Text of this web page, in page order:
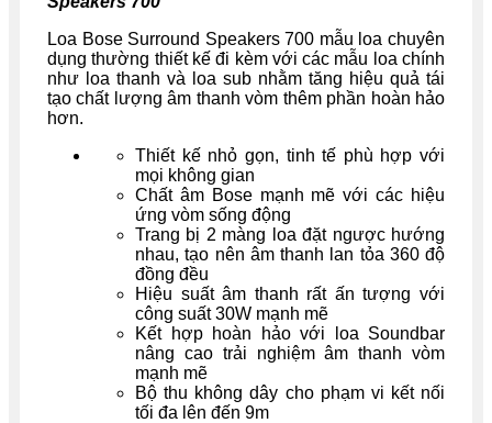
Loa Bose Surround Speakers 700 mẫu loa chuyên
dụng thường thiết kế đi kèm với các mẫu loa chính
như loa thanh và loa sub nhằm tăng hiệu quả tái
tạo chất lượng âm thanh vòm thêm phần hoàn hảo
hơn.
Thiết kế nhỏ gọn, tinh tế phù hợp với
mọi không gian
Chất âm Bose mạnh mẽ với các hiệu
ứng vòm sống động
Trang bị 2 màng loa đặt ngược hướng
nhau, tạo nên âm thanh lan tỏa 360 độ
đồng đều
Hiệu suất âm thanh rất ấn tượng với
công suất 30W mạnh mẽ
Kết hợp hoàn hảo với loa Soundbar
nâng cao trải nghiệm âm thanh vòm
mạnh mẽ
Bộ thu không dây cho phạm vi kết nối
tối đa lên đến 9m